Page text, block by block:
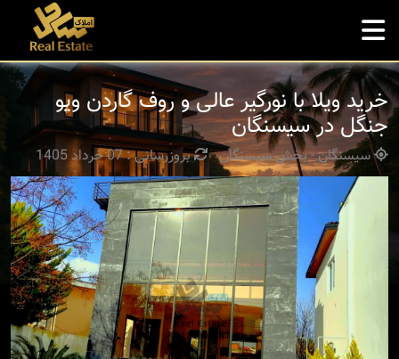
خرید ویلا با نورگیر عالی و روف گاردن ویو
جنگل در سیسنگان
سیسنگان - بخش سیسنگان بروزرسانی : 07 خرداد 1405